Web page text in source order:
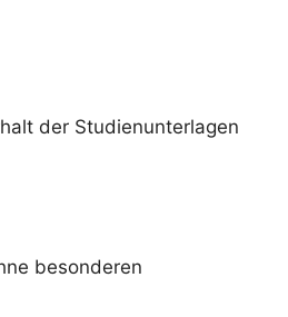
der Studienunterlagen
besonderen